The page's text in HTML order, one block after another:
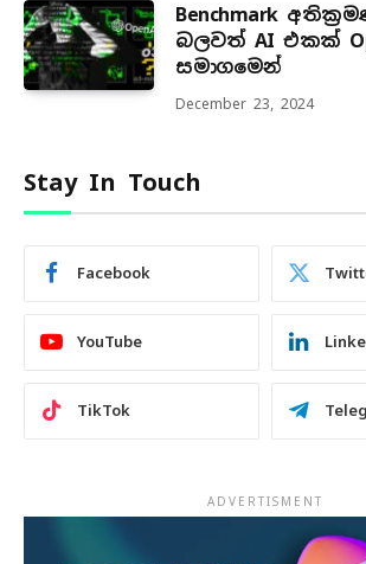
Benchmark
බලවත් AI එකක්
සමාගමෙන්
December 23, 2024
Stay In Touch
Facebook
YouTube
TikTok
ADVERTISMENT